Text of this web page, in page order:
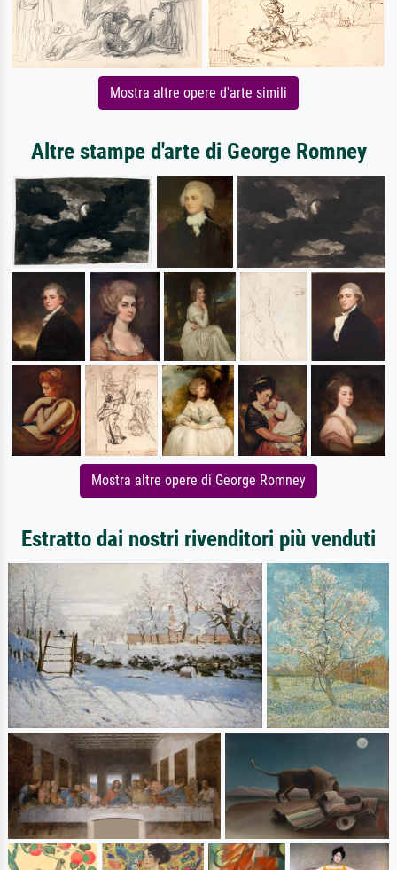
Mostra altre opere d'arte simili
Altre stampe d'arte di George Romney
Mostra altre opere di George Romney
Estratto dai nostri rivenditori più venduti